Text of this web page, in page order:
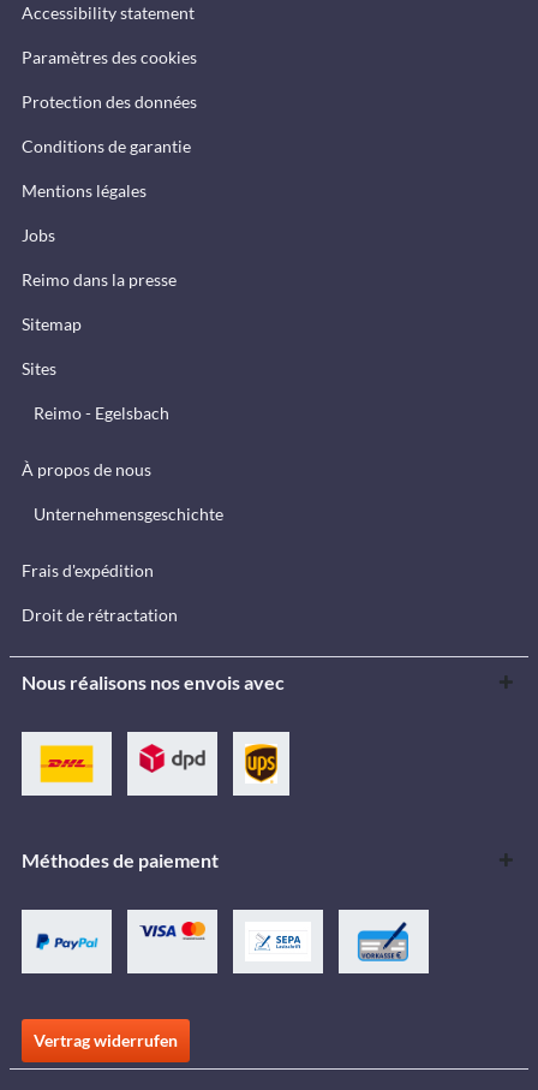
Accessibility statement
Paramètres des cookies
Protection des données
Conditions de garantie
Mentions légales
Jobs
Reimo dans la presse
Sitemap
Sites
Reimo - Egelsbach
À propos de nous
Unternehmensgeschichte
Frais d'expédition
Droit de rétractation
Nous réalisons nos envois avec
Méthodes de paiement
Vertrag widerrufen